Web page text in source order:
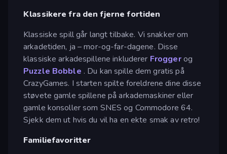
Klassikere fra den fjerne fortiden
Klassiske spill går langt tilbake. Vi snakker om
arkadetiden, ja – mor-og-far-dagene. Disse
klassiske arkadespillene inkluderer Froggerog
Puzzle Bobble . Du kan spille dem gratis på
CrazyGames. I starten spilte foreldrene dine disse
støvete gamle spillene på arkademaskiner eller
gamle konsoller som SNES og Commodore 64.
Sjekk dem ut hvis du vil ha en ekte smak av retro!
Familiefavoritter